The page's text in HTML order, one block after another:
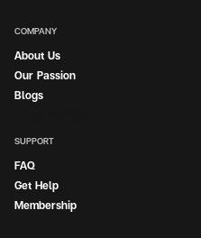
COMPANY
About Us
Our Passion
Blogs
SUPPORT
FAQ
Get Help
Membership